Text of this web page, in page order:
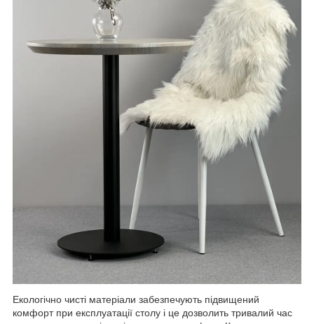
Екологічно чисті матеріали забезпечують підвищений
комфорт при експлуатації столу і це дозволить тривалий час